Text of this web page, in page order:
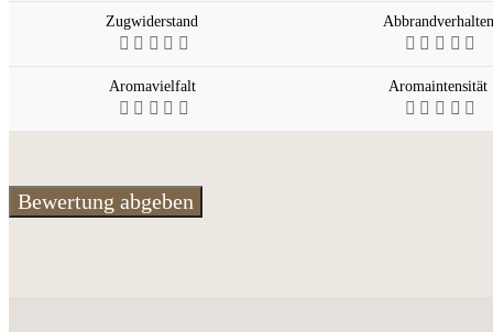
Zugwiderstand Abbrandverhalten
Aromavielfalt Aromaintensität